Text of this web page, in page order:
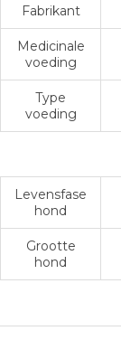
Fabrikant
Medicinale
voeding
Type
voeding
Levensfase
hond
Grootte
hond